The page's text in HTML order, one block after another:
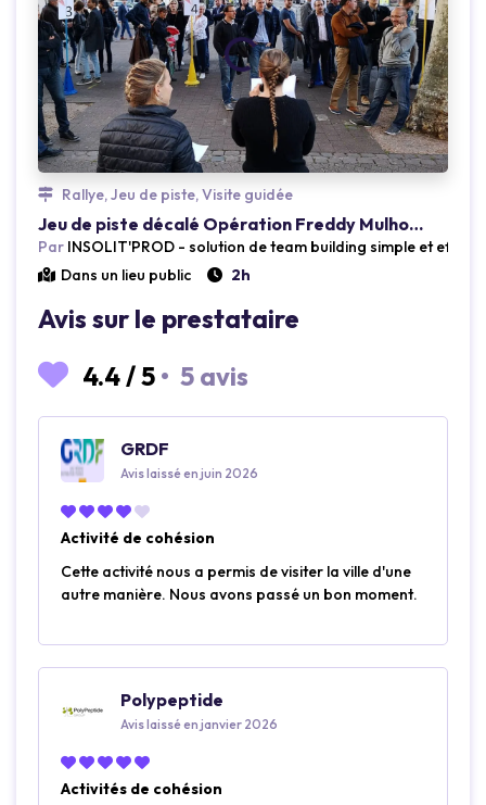
Rallye, Jeu de piste, Visite guidée
Jeu de piste décalé Opération Freddy Mulhouse
Par INSOLIT'PROD - solution de team building simple et
Dans un lieu public
2h
Avis sur le prestataire
4.4/5 • 5 avis
GRDF
Avis laissé en juin 2026
Activité de cohésion
Cette activité nous a permis de visiter la ville d'une
autre manière. Nous avons passé un bon moment.
Polypeptide
Avis laissé en janvier 2026
Activités de cohésion